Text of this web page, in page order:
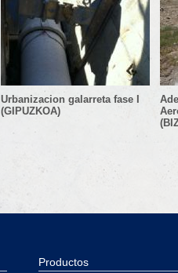
Urbanizacion galarreta fase I
(GIPUZKOA)
Productos